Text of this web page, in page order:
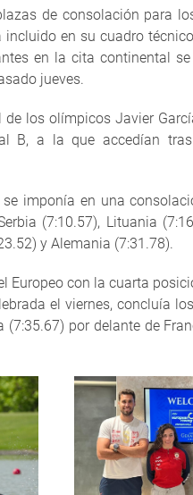
de consolación para
en su cuadro
en la cita continental
jueves.
los olímpicos Javier
B, a la que accedían
imponía en una
(7:10.57), Lituania
y Alemania (7:31.78).
Europeo con la cuarta
el viernes, concluía
por delante de